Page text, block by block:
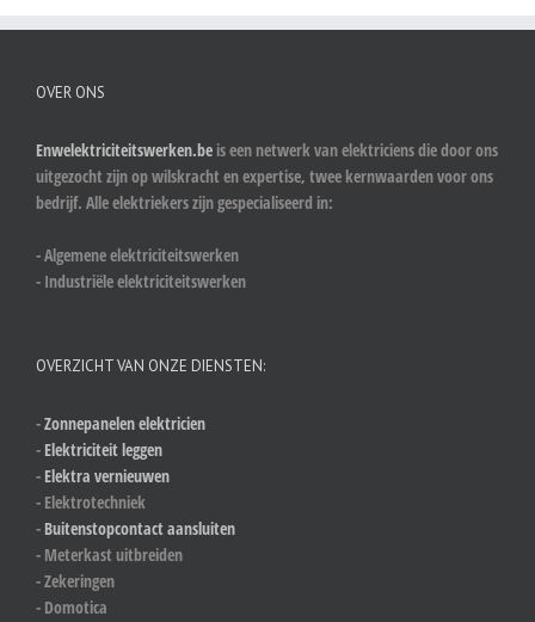
OVER ONS
Enwelektriciteitswerken.be is een netwerk van elektriciens die door ons
uitgezocht zijn op wilskracht en expertise, twee kernwaarden voor ons
bedrijf. Alle elektriekers zijn gespecialiseerd in:
- Algemene elektriciteitswerken
- Industriële elektriciteitswerken
OVERZICHT VAN ONZE DIENSTEN:
-Zonnepanelen elektricien
- Elektriciteit leggen
- Elektra vernieuwen
- Elektrotechniek
- Buitenstopcontact aansluiten
- Meterkast uitbreiden
- Zekeringen
- Domotica